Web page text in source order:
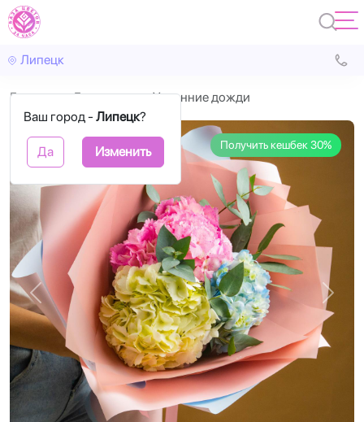
Липецк
Ваш город - Липецк?
Да Изменить
Главная Гортензия Утренние дожди
Получить кешбек 30%
Назад